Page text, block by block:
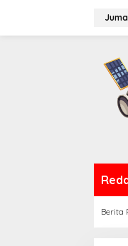
konten
Berita